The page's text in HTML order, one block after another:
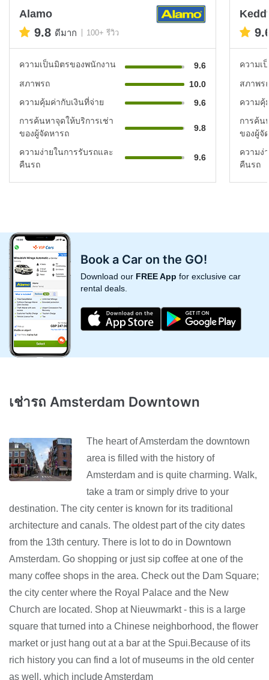
Alamo
9.8 ดีมาก 100+ รีวิว
ความเป็นมิตรของพนักงาน
9.6
สภาพรถ
10.0
ความคุ้มค่ากับเงินที่จ่าย
9.6
การค้นหาจุดให้บริการเช่า
ของผู้จัดหารถ
9.8
ความง่ายในการรับรถและ
คืนรถ
9.6
ความเ
สภาพร
ความคุ้
การค้น
ของผู้จั
ความง่
คืนรถ
Book a Car on the GO!
Download our FREE App for exclusive car
rental deals.
เช่ารถ Amsterdam Downtown
The heart of Amsterdam the downtown
area is filled with the history of
Amsterdam and is quite charming. Walk,
take a tram or simply drive to your
destination. The city center is known for its traditional
architecture and canals. The oldest part of the city dates
from the 13th century. There is lot to do in Downtown
Amsterdam. Go shopping or just sip coffee at one of the
many coffee shops in the area. Check out the Dam Square;
the city center where the Royal Palace and the New
Church are located. Shop at Nieuwmarkt - this is a large
square that turned into a Chinese neighborhood, the flower
market or just hang out at a bar at the Spui.Because of its
rich history you can find a lot of museums in the old center
as well, which include Amsterdam